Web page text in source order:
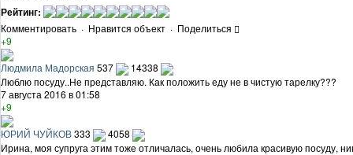
Рейтинг:
Комментировать · Нравится объект · Поделиться
+9
Людмила Мадорская 537
14338
Люблю посуду..Не представляю. Как положить еду не в чистую тарелку???
7 августа 2016 в 01:58
+9
ЮРИЙ ЧУЙКОВ333
4058
Ирина, моя супруга этим тоже отличалась, очень любила красивую посуду,